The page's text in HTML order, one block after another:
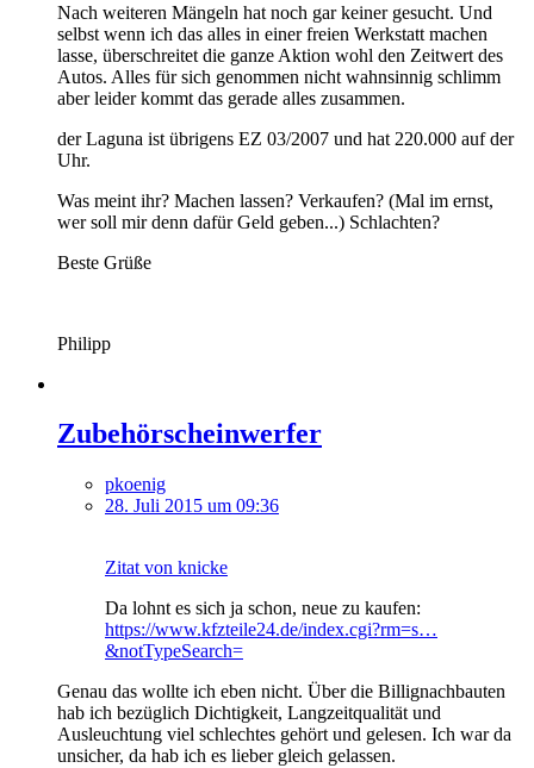
Nach weiteren Mängeln hat noch gar keiner gesucht. Und
selbst wenn ich das alles in einer freien Werkstatt machen
lasse, überschreitet die ganze Aktion wohl den Zeitwert des
Autos. Alles für sich genommen nicht wahnsinnig schlimm
aber leider kommt das gerade alles zusammen.
der Laguna ist übrigens EZ 03/2007 und hat 220.000 auf der
Uhr.
Was meint ihr? Machen lassen? Verkaufen? (Mal im ernst,
wer soll mir denn dafür Geld geben...) Schlachten?
Beste Grüße
Philipp
Zubehörscheinwerfer
pkoenig
28. Juli 2015 um 09:36
Zitat von knicke
Da lohnt es sich ja schon, neue zu kaufen:
https://www.kfzteile24.de/index.cgi?rm=s…
&notTypeSearch=
Genau das wollte ich eben nicht. Über die Billignachbauten
hab ich bezüglich Dichtigkeit, Langzeitqualität und
Ausleuchtung viel schlechtes gehört und gelesen. Ich war da
unsicher, da hab ich es lieber gleich gelassen.